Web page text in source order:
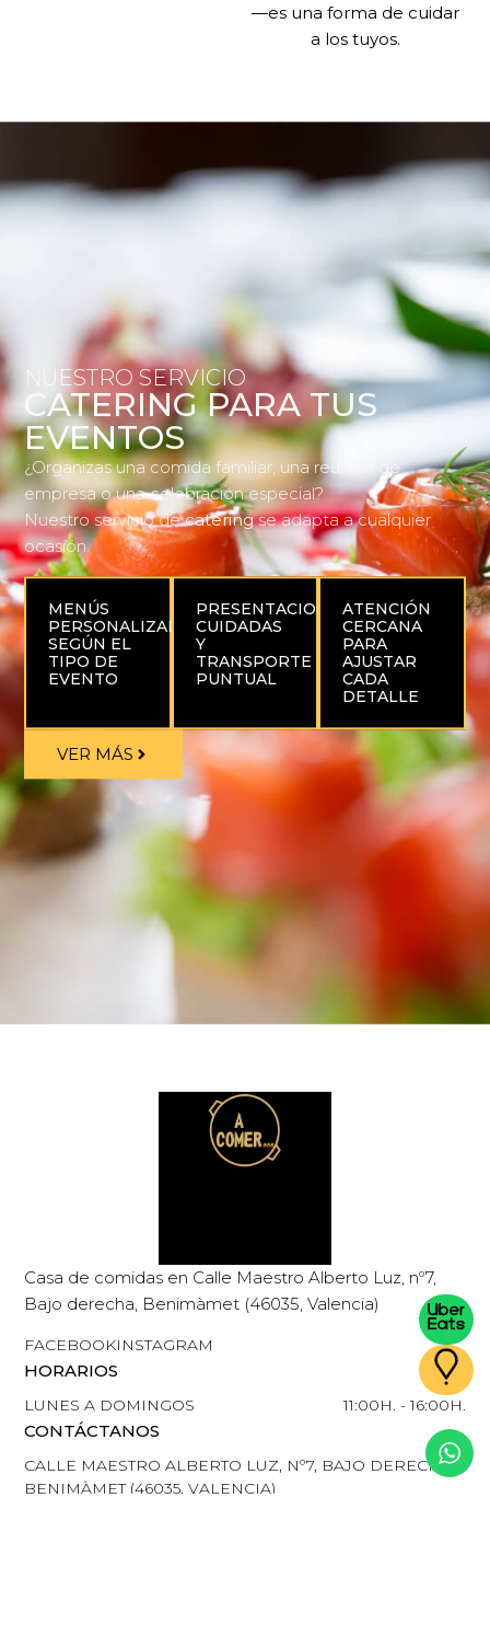
—es una forma de cuidar
a los tuyos.
NUESTRO SERVICIO
CATERING PARA TUS
EVENTOS
¿Organizas una comida familiar, una reunión de
empresa o una celebración especial?
Nuestro servicio decateringse adapta a cualquier
ocasión.
MENÚS
PERSONALIZADOS
SEGÚN EL
TIPO DE
EVENTO
PRESENTACIONES
CUIDADAS
Y
TRANSPORTE
PUNTUAL
ATENCIÓN
CERCANA
PARA
AJUSTAR
CADA
DETALLE
VER MÁS
Casa de comidas en Calle Maestro Alberto Luz, nº7,
Bajo derecha, Benimàmet (46035, Valencia)
FACEBOOKINSTAGRAM
HORARIOS
LUNES A DOMINGOS 11:00H. - 16:00H.
CONTÁCTANOS
CALLE MAESTRO ALBERTO LUZ, Nº7, BAJO DERECHA,
BENIMÀMET (46035, VALENCIA)